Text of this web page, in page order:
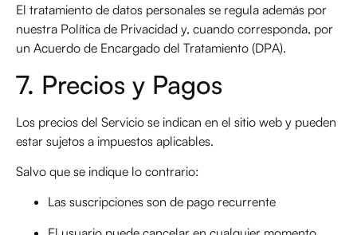
El tratamiento de datos personales se regula además por
nuestra Política de Privacidad y, cuando corresponda, por
un Acuerdo de Encargado del Tratamiento (DPA).
7. Precios y Pagos
Los precios del Servicio se indican en el sitio web y pueden
estar sujetos a impuestos aplicables.
Salvo que se indique lo contrario:
Las suscripciones son de pago recurrente